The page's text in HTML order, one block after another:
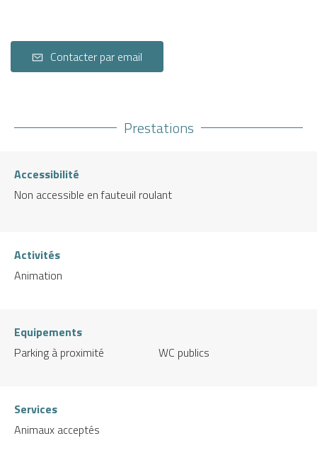
Contacter par email
Prestations
Accessibilité
Non accessible en fauteuil roulant
Activités
Animation
Equipements
Parking à proximité
WC publics
Services
Animaux acceptés